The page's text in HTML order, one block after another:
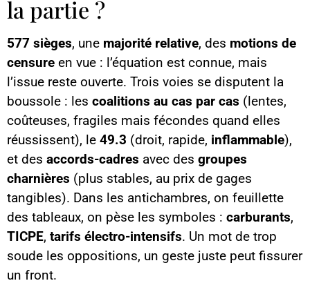
la partie ?
577 sièges, une majorité relative, des motions de
censure en vue : l’équation est connue, mais
l’issue reste ouverte. Trois voies se disputent la
boussole : les coalitions au cas par cas (lentes,
coûteuses, fragiles mais fécondes quand elles
réussissent), le 49.3 (droit, rapide, inflammable),
et des accords-cadres avec des groupes
charnières (plus stables, au prix de gages
tangibles). Dans les antichambres, on feuillette
des tableaux, on pèse les symboles : carburants,
TICPE, tarifs électro-intensifs. Un mot de trop
soude les oppositions, un geste juste peut fissurer
un front.